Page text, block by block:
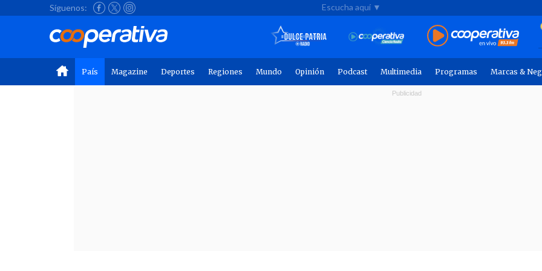
Síguenos: Escucha aquí ▼
País Magazine Deportes Regiones Mundo Opinión Podcast Multimedia Programas Marcas &